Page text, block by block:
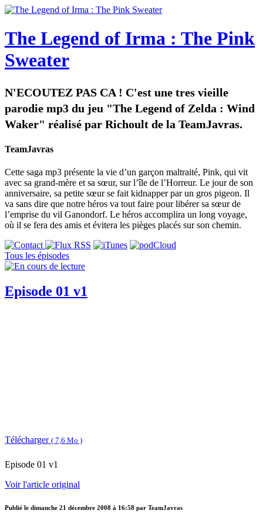
The Legend of Irma : The Pink
Sweater
N'ECOUTEZ PAS CA ! C'est une tres vieille
parodie mp3 du jeu "The Legend of Zelda : Wind
Waker" réalisé par Richoult de la TeamJavras.
TeamJavras
Cette saga mp3 présente la vie d’un garçon maltraité, Pink, qui vit
avec sa grand-mère et sa sœur, sur l’île de l’Horreur. Le jour de son
anniversaire, sa petite sœur se fait kidnapper par un gros pigeon. Il
va sans dire que notre héros va tout faire pour libérer sa sœur de
l’emprise du vil Ganondorf. Le héros accomplira un long voyage,
où il se fera des amis et évitera les pièges placés sur son chemin.
Tous les épisodes
Episode 01 v1
Télécharger ( 7,6 Mo )
Episode 01 v1
Voir l'article original
Publié le dimanche 21 décembre 2008 à 16:58 par TeamJavras